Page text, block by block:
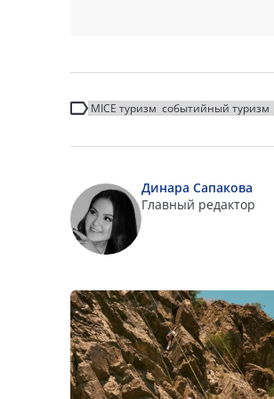
MICE туризм событийный туризм
Динара Сапакова
Главный редактор